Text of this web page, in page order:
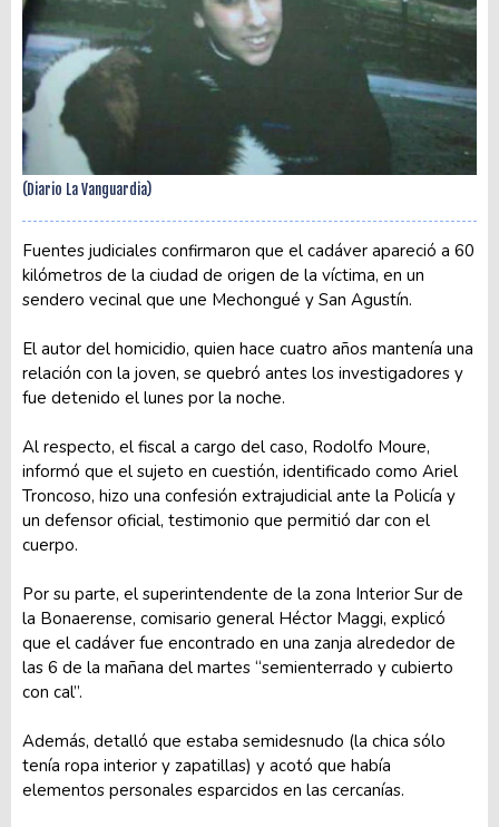
(Diario La Vanguardia)
Fuentes judiciales confirmaron que el cadáver apareció a 60
kilómetros de la ciudad de origen de la víctima, en un
sendero vecinal que une Mechongué y San Agustín.
El autor del homicidio, quien hace cuatro años mantenía una
relación con la joven, se quebró antes los investigadores y
fue detenido el lunes por la noche.
Al respecto, el fiscal a cargo del caso, Rodolfo Moure,
informó que el sujeto en cuestión, identificado como Ariel
Troncoso, hizo una confesión extrajudicial ante la Policía y
un defensor oficial, testimonio que permitió dar con el
cuerpo.
Por su parte, el superintendente de la zona Interior Sur de
la Bonaerense, comisario general Héctor Maggi, explicó
que el cadáver fue encontrado en una zanja alrededor de
las 6 de la mañana del martes “semienterrado y cubierto
con cal”.
Además, detalló que estaba semidesnudo (la chica sólo
tenía ropa interior y zapatillas) y acotó que había
elementos personales esparcidos en las cercanías.